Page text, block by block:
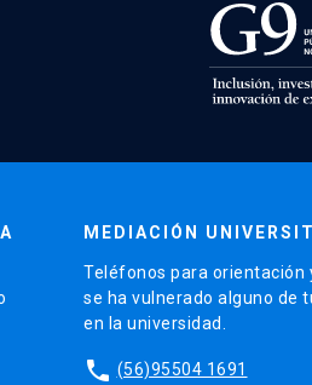
MEDIACIÓN
Teléfonos para orientación
se ha vulnerado alguno de
en la universidad.
phone (56)95504 1691